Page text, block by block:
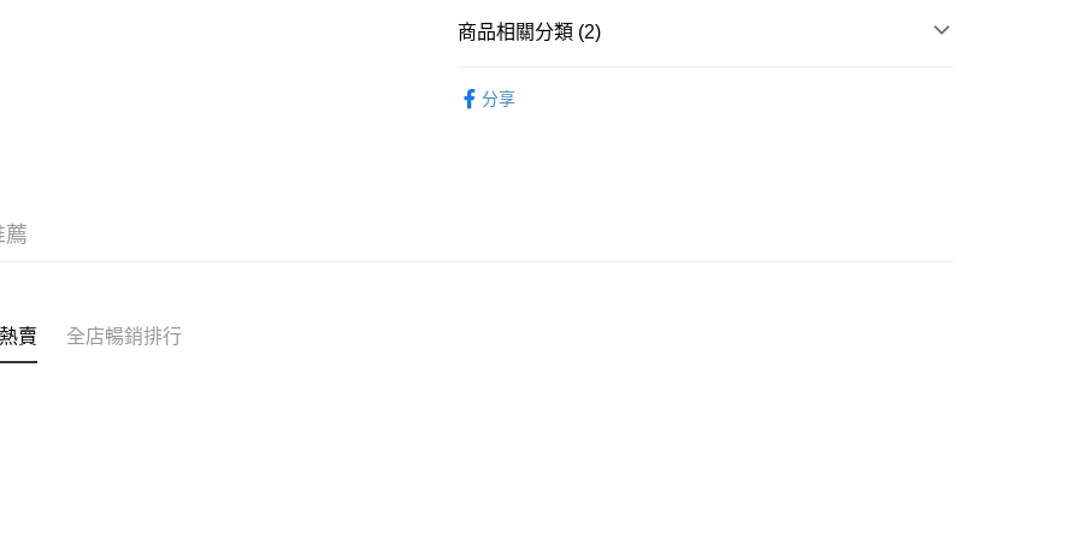
送貨方式
每筆HK$50.00，滿HK$499.00或以上免運費
商品相關分類 (2)
分享
薦
賣 全店暢銷排行